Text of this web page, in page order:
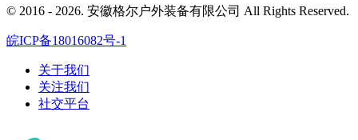
© 2016 - 2026. 安徽格尔户外装备有限公司 All Rights Reserved.
皖ICP备18016082号-1
关于我们
关注我们
社交平台